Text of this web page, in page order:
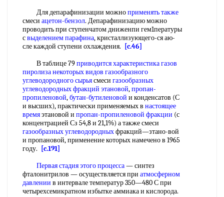
Для депарафинизации можноприменять также
смеси ацетон-бензол. Депарафинизацию можно
проводить при ступенчатом дниженпи гем1пературы
свыделением парафина, кристаллизующего-ся аю-
сле каждой ступени охлаждения.
[c.46]
В таблице 79приводится характеристикагазов
пиролизанекоторых видов газообразного
углеводородного сырьясмеси газообразных
углеводородныхфракций этановой,пропан-
пропиленовой,бутан-бутиленовой и конденсатов (С
и высших), практически применяемых в настоящее
времяэтановой и пропан-пропиленовой фракции (с
концентрацией Сз 54,8 и 21,1%) а также смеси
газообразных углеводородныхфракций—зтано-вой
и пропановой, применение которых намечено в 1965
году.
[c.191]
Первая стадияэтого процесса— синтез
фталонитрилов — осуществляется при атмосферном
давлении в интервале температур 350—480 С при
четырехсемикратном избытке аммиака и кислорода.